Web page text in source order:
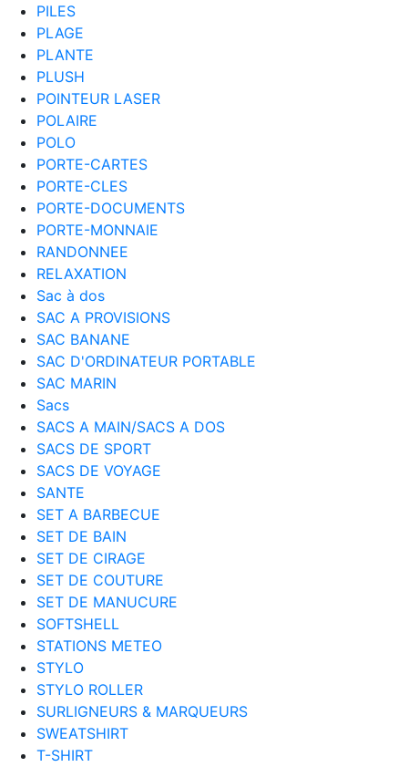
PILES
PLAGE
PLANTE
PLUSH
POINTEUR LASER
POLAIRE
POLO
PORTE-CARTES
PORTE-CLES
PORTE-DOCUMENTS
PORTE-MONNAIE
RANDONNEE
RELAXATION
Sac à dos
SAC A PROVISIONS
SAC BANANE
SAC D'ORDINATEUR PORTABLE
SAC MARIN
Sacs
SACS A MAIN/SACS A DOS
SACS DE SPORT
SACS DE VOYAGE
SANTE
SET A BARBECUE
SET DE BAIN
SET DE CIRAGE
SET DE COUTURE
SET DE MANUCURE
SOFTSHELL
STATIONS METEO
STYLO
STYLO ROLLER
SURLIGNEURS & MARQUEURS
SWEATSHIRT
T-SHIRT